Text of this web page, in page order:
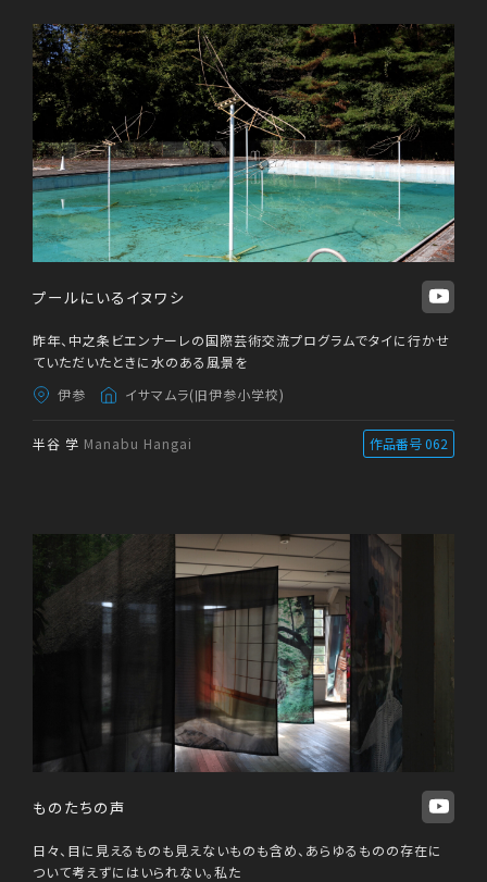
プールにいるイヌワシ
昨年、中之条ビエンナーレの国際芸術交流プログラムでタイに行かせ
ていただいたときに水のある風景を
伊参
イサマムラ(旧伊参小学校)
半谷 学 Manabu Hangai 作品番号 062
ものたちの声
日々、目に見えるものも見えないものも含め、あらゆるものの存在に
ついて考えずにはいられない。私た